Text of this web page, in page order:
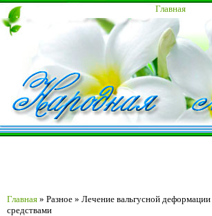
Главная
Главная » Разное » Лечение вальгусной
средствами